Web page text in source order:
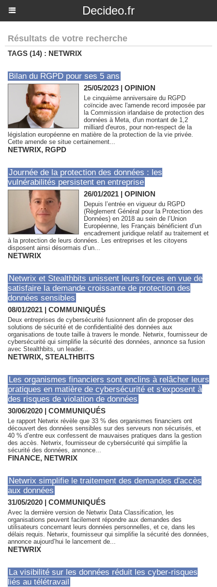
Decideo.fr
Résultats de votre recherche
TAGS (14) : NETWRIX
Bilan du RGPD pour ses 5 ans
25/05/2023 | OPINION
Le cinquième anniversaire du RGPD
coïncide avec l'amende record imposée par
la Commission irlandaise de protection des
données à Meta, d'un montant de 1,2
milliard d'euros, pour non-respect de la
législation européenne en matière de la protection de la vie privée.
Cette amende se situe certainement...
NETWRIX, RGPD
Journée de la protection des données : les
vulnérabilités persistent en entreprise
26/01/2021 | OPINION
Depuis l’entrée en vigueur du RGPD
(Règlement Général pour la Protection des
Données) en 2018 au sein de l’Union
Européenne, les Français bénéficient d’un
encadrement juridique relatif au traitement et
à la protection de leurs données. Les entreprises et les citoyens
disposent ainsi désormais d’un...
NETWRIX
Netwrix et Stealthbits unissent leurs forces en vue de
satisfaire la demande croissante de protection des
données sensibles
08/01/2021 | COMMUNIQUÉS
Deux entreprises de cybersécurité fusionnent afin de proposer des
solutions de sécurité et de confidentialité des données aux
organisations de toute taille à travers le monde. Netwrix, fournisseur de
cybersécurité qui simplifie la sécurité des données, annonce sa fusion
avec Stealthbits, un leader...
NETWRIX, STEALTHBITS
Les organismes financiers sont enclins à relâcher leurs
pratiques en matière de cybersécurité et s'exposent à
des risques de violation de données
30/06/2020 | COMMUNIQUÉS
Le rapport Netwrix révèle que 33 % des organismes financiers ont
découvert des données sensibles sur des serveurs non sécurisés, et
40 % d’entre eux confessent de mauvaises pratiques dans la gestion
des accès. Netwrix, fournisseur de cybersécurité qui simplifie la
sécurité des données, annonce...
FINANCE, NETWRIX
Netwrix simplifie le traitement des demandes d'accès
aux données
31/05/2020 | COMMUNIQUÉS
Avec la dernière version de Netwrix Data Classification, les
organisations peuvent facilement répondre aux demandes des
utilisateurs concernant leurs données personnelles, et ce, dans les
délais requis. Netwrix, fournisseur qui simplifie la sécurité des données,
annonce aujourd’hui le lancement de...
NETWRIX
La visibilité sur les données réduit les cyber-risques
liés au télétravail